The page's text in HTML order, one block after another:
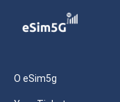
О eSim5g